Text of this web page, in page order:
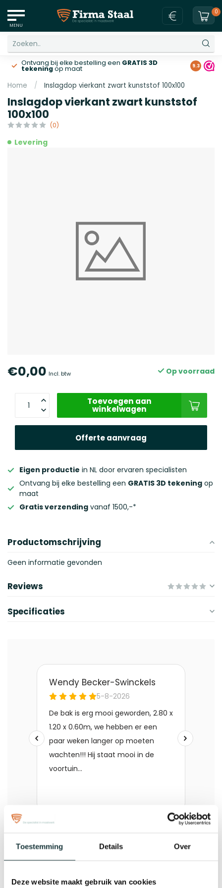
Toestemming Details Over
Deze website maakt gebruik van cookies
MENU
0
Ontvang bij elke bestelling een GRATIS 3D
tekeningop maat Gratis
9.3
Home / Inslagdop vierkant zwart kunststof 100x100
Inslagdop vierkant zwart kunststof
100x100
(0)
Levering
€0,00 Incl. btw Op voorraad
Toevoegen aan
winkelwagen
Offerte aanvraag
Eigen productie in NL door ervaren specialisten
Ontvang bij elke bestelling een GRATIS 3D tekening op
maat
Gratis verzending vanaf 1500,-*
Productomschrijving
Geen informatie gevonden
Reviews
Specificaties